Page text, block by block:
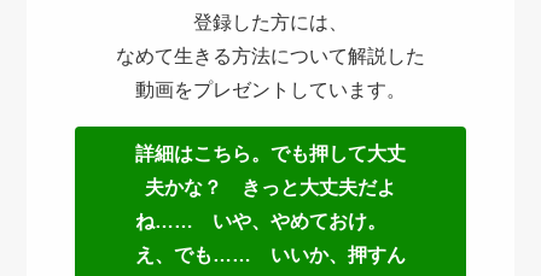
登録した方には、
なめて生きる方法について解説した
動画をプレゼントしています。
詳細はこちら。でも押して大丈
夫かな？ きっと大丈夫だよ
ね…… いや、やめておけ。
え、でも…… いいか、押すん